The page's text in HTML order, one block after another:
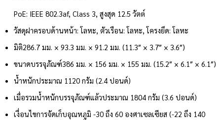
PoE: IEEE 802.3af, Class 3, สูงสุด 12.5 วัตต์
วัสดุฝาครอบด้านหน้า: โลหะ, ตัวเรือน: โลหะ, โครงยึด: โลหะ
มิติ286.7 มม. × 93.3 มม. × 91.2 มม. (11.3″ × 3.7″ × 3.6″)
ขนาดบรรจุภัณฑ์386 มม. × 156 มม. × 155 มม. (15.2″ × 6.1″ × 6.1″)
น้ำหนักประมาณ 1120 กรัม (2.4 ปอนด์)
เมื่อรวมน้ำหนักบรรจุภัณฑ์แล้วประมาณ 1804 กรัม (3.6 ปอนด์)
เงื่อนไขการจัดเก็บอุณหภูมิ -30 ถึง 60 องศาเซลเซียส (-22 ถึง 140